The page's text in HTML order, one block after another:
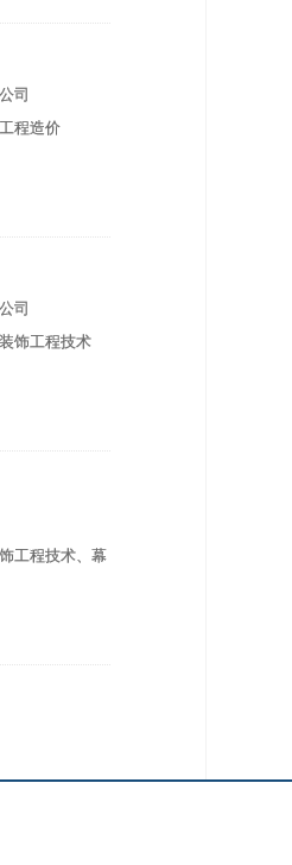
司
程造价
司
饰工程技术
工程技术、幕